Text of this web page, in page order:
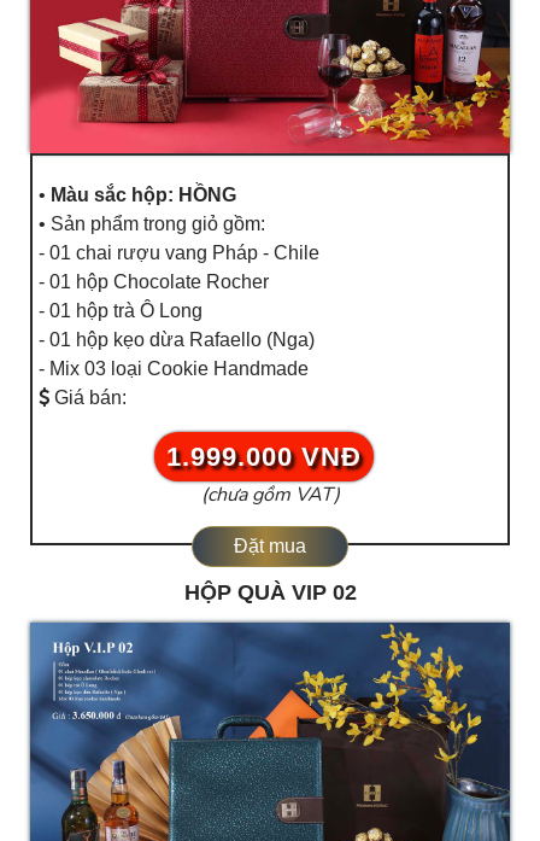
• Màu sắc hộp: HỒNG
• Sản phẩm trong giỏ gồm:
- 01 chai rượu vang Pháp - Chile
- 01 hộp Chocolate Rocher
- 01 hộp trà Ô Long
- 01 hộp kẹo dừa Rafaello (Nga)
- Mix 03 loại Cookie Handmade
Giá bán:
1.999.000 VNĐ
(chưa gồm VAT)
Đặt mua
HỘP QUÀ VIP 02